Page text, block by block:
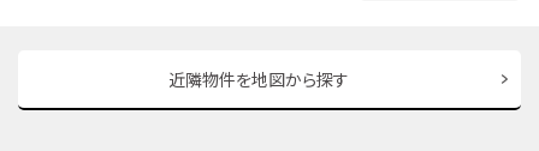
近隣物件を地図から探す